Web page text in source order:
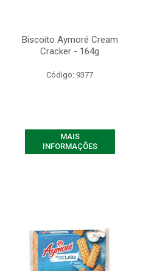
Biscoito Aymoré Cream
Cracker - 164g
Código: 9377
MAIS
INFORMAÇÕES